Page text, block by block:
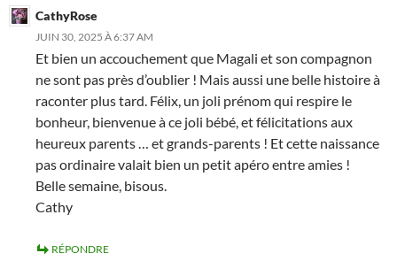
CathyRose
JUIN 30, 2025 À 6:37 AM
Et bien un accouchement que Magali et son compagnon
ne sont pas près d’oublier ! Mais aussi une belle histoire à
raconter plus tard. Félix, un joli prénom qui respire le
bonheur, bienvenue à ce joli bébé, et félicitations aux
heureux parents … et grands-parents ! Et cette naissance
pas ordinaire valait bien un petit apéro entre amies !
Belle semaine, bisous.
Cathy
RÉPONDRE